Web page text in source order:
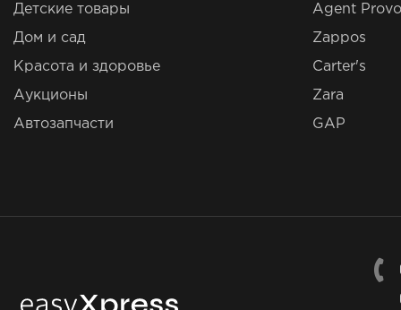
Детские товары
Дом и сад
Красота и здоровье
Аукционы
Автозапчасти
Agent
Zappos
Carter's
Zara
GAP